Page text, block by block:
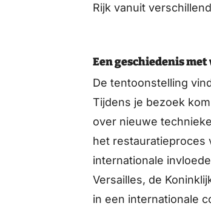
Rijk vanuit
Een geschiedenis met
De tentoonstelling
Tijdens je bezoek
over nieuwe
het restauratieproces
internationale
Versailles, de
in een internationale